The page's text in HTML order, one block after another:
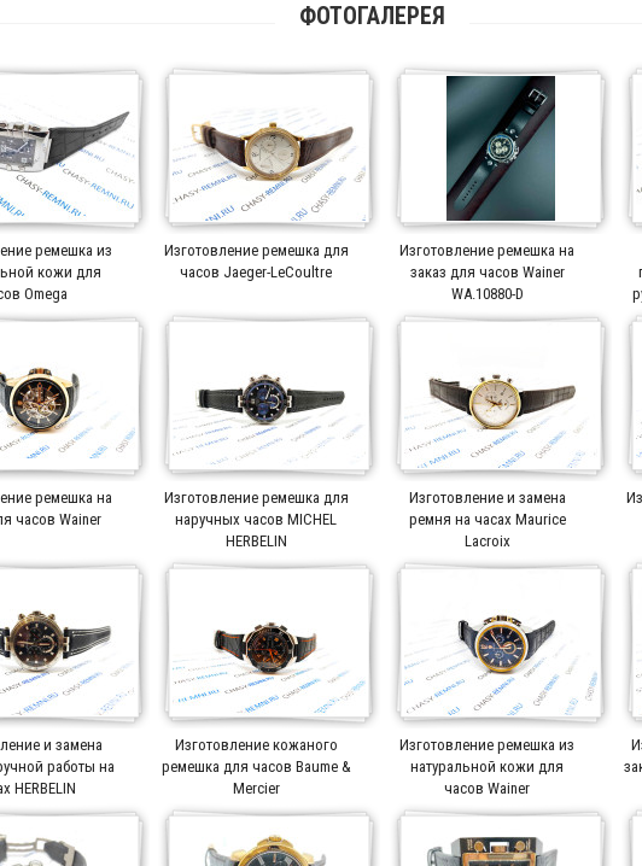
ФОТОГАЛЕРЕЯ
ремешка из
кожи для
Omega
Изготовление ремешка для
часов Jaeger-LeCoultre
Изготовление ремешка на
заказ для часов Wainer
WA.10880-D
ремешка на
часов Wainer
Изготовление ремешка для
наручных часов MICHEL
HERBELIN
Изготовление и замена
ремня на часах Maurice
Lacroix
и замена
работы на
HERBELIN
Изготовление кожаного
ремешка для часов Baume &
Mercier
Изготовление ремешка из
натуральной кожи для
часов Wainer